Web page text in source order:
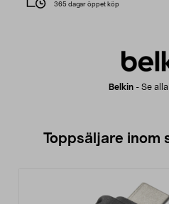
Belkin - Se
365 dagar öppet köp
Toppsäljare inom